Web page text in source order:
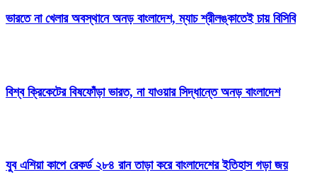
ভারতে না খেলার অবস্থানে অনড় বাংলাদেশ, ম্যাচ শ্রীলঙ্কাতেই চায় বিসিবি
বিশ্ব ক্রিকেটের বিষফোঁড়া ভারত, না যাওয়ার সিদ্ধান্তে অনড় বাংলাদেশ
যুব এশিয়া কাপে রেকর্ড ২৮৪ রান তাড়া করে বাংলাদেশের ইতিহাস গড়া জয়